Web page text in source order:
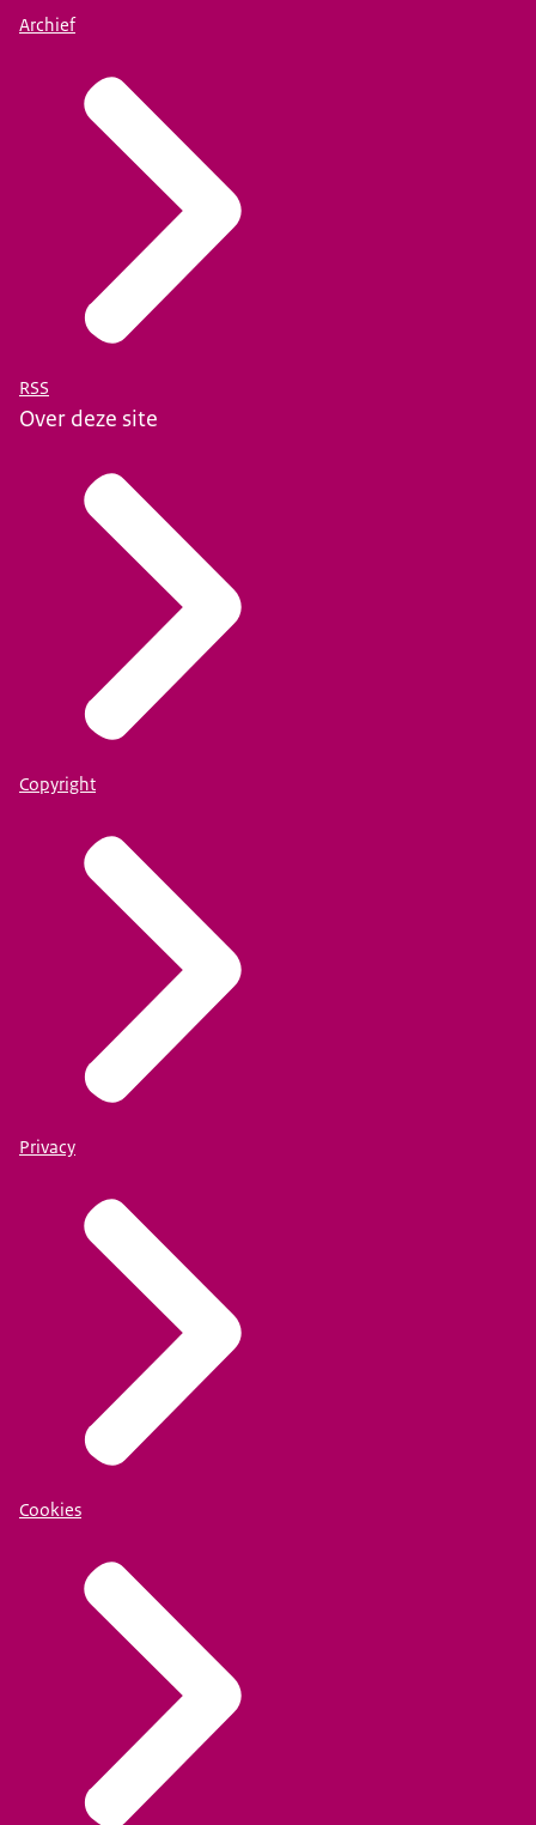
Archief
RSS
Over deze site
Copyright
Privacy
Cookies